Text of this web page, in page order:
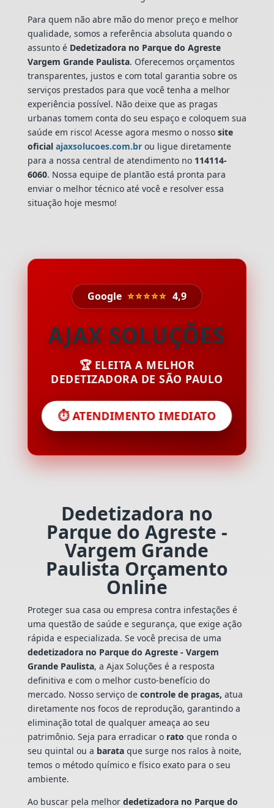
Para quem não abre mão do menor preço e melhor
qualidade, somos a referência absoluta quando o
assunto é Dedetizadora no Parque do Agreste
Vargem Grande Paulista. Oferecemos orçamentos
transparentes, justos e com total garantia sobre os
serviços prestados para que você tenha a melhor
experiência possível. Não deixe que as pragas
urbanas tomem conta do seu espaço e coloquem sua
saúde em risco! Acesse agora mesmo o nossosite
oficial ajaxsolucoes.com.brou ligue diretamente
para a nossa central de atendimento no 114114-
6060. Nossa equipe de plantão está pronta para
enviar o melhor técnico até você e resolver essa
situação hoje mesmo!
Google ⭐⭐⭐⭐⭐ 4,9
AJAX SOLUÇÕES
🏆 ELEITA A MELHOR
DEDETIZADORA DE SÃO PAULO
⏱️ ATENDIMENTO IMEDIATO
Dedetizadora no
Parque do Agreste -
Vargem Grande
Paulista Orçamento
Online
Proteger sua casa ou empresa contra infestações é
uma questão de saúde e segurança, que exige ação
rápida e especializada. Se você precisa de uma
dedetizadora no Parque do Agreste - Vargem
Grande Paulista, a Ajax Soluções é a resposta
definitiva e com o melhor custo-benefício do
mercado. Nosso serviço de controle de pragas, atua
diretamente nos focos de reprodução, garantindo a
eliminação total de qualquer ameaça ao seu
patrimônio. Seja para erradicar o rato que ronda o
seu quintal ou a barataque surge nos ralos à noite,
temos o método químico e físico exato para o seu
ambiente.
Ao buscar pela melhor dedetizadora no Parque do